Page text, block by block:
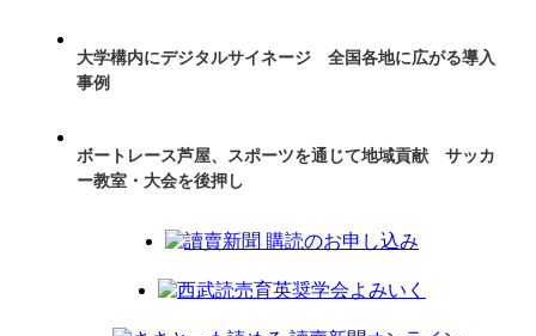
大学構内にデジタルサイネージ 全国各地に広がる導入
事例
ボートレース芦屋、スポーツを通じて地域貢献 サッカ
ー教室・大会を後押し